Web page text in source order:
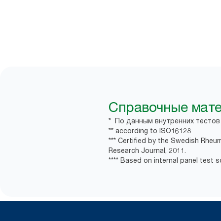
Справочные
* По данным внутренних тестов
** according to ISO16128
*** Certified by the Swedish
Research Journal, 2011.
**** Based on internal panel test